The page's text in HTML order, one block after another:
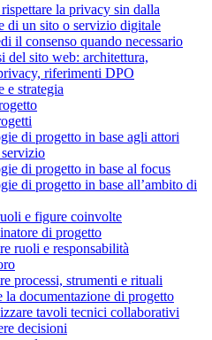
la privacy sin dalla
di un sito o servizio digitale
il consenso quando necessario
del sito web: architettura,
riferimenti DPO
e strategia
di progetto in base agli attori
di progetto in base al focus
di progetto in base all’ambito di
e figure coinvolte
di progetto
ruoli e responsabilità
processi, strumenti e rituali
la documentazione di progetto
tavoli tecnici collaborativi
decisioni